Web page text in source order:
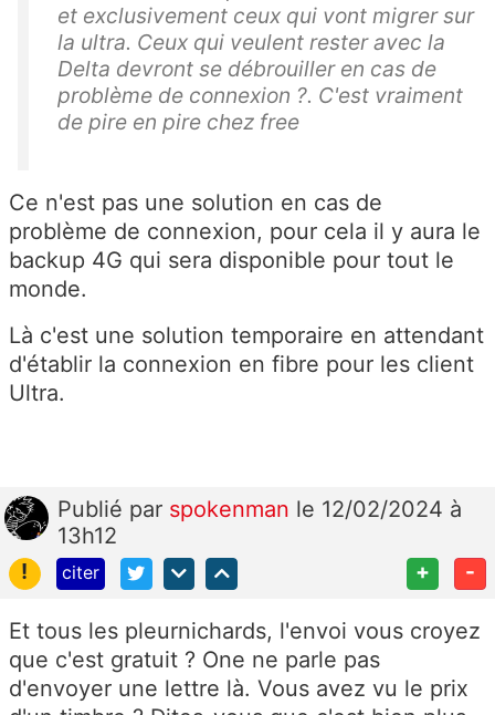
et exclusivement ceux qui vont migrer sur
la ultra. Ceux qui veulent rester avec la
Delta devront se débrouiller en cas de
problème de connexion ?. C'est vraiment
de pire en pire chez free
Ce n'est pas une solution en cas de
problème de connexion, pour cela il y aura le
backup 4G qui sera disponible pour tout le
monde.
Là c'est une solution temporaire en attendant
d'établir la connexion en fibre pour les client
Ultra.
Publié par spokenman le 12/02/2024 à
13h12
!
citer + -
Et tous les pleurnichards, l'envoi vous croyez
que c'est gratuit ? One ne parle pas
d'envoyer une lettre là. Vous avez vu le prix